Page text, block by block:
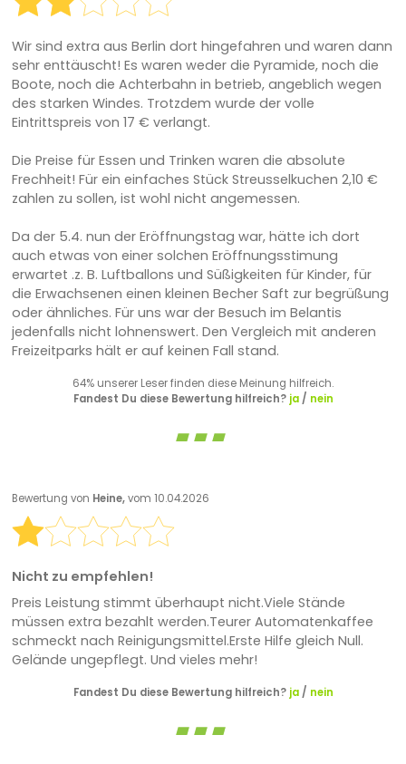
Wir sind extra aus Berlin dort hingefahren und waren dann
sehr enttäuscht! Es waren weder die Pyramide, noch die
Boote, noch die Achterbahn in betrieb, angeblich wegen
des starken Windes. Trotzdem wurde der volle
Eintrittspreis von 17 € verlangt.
Die Preise für Essen und Trinken waren die absolute
Frechheit! Für ein einfaches Stück Streusselkuchen 2,10 €
zahlen zu sollen, ist wohl nicht angemessen.
Da der 5.4. nun der Eröffnungstag war, hätte ich dort
auch etwas von einer solchen Eröffnungsstimung
erwartet .z. B. Luftballons und Süßigkeiten für Kinder, für
die Erwachsenen einen kleinen Becher Saft zur begrüßung
oder ähnliches. Für uns war der Besuch im Belantis
jedenfalls nicht lohnenswert. Den Vergleich mit anderen
Freizeitparks hält er auf keinen Fall stand.
64% unserer Leser finden diese Meinung hilfreich.
Fandest Du diese Bewertung hilfreich? ja/ nein
Bewertung von Heine,vom 10.04.2026
Nicht zu empfehlen!
Preis Leistung stimmt überhaupt nicht.Viele Stände
müssen extra bezahlt werden.Teurer Automatenkaffee
schmeckt nach Reinigungsmittel.Erste Hilfe gleich Null.
Gelände ungepflegt. Und vieles mehr!
Fandest Du diese Bewertung hilfreich? ja/ nein